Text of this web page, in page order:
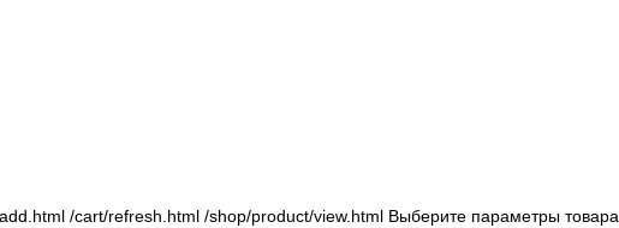
/cart/refresh.html /shop/product/view.html Выберите параметры товара.